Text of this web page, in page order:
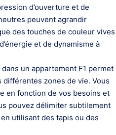
d’ouverture et de
peuvent agrandir
des touches de couleur vives
et de dynamisme à
un appartement F1 permet
zones de vie. Vous
en fonction de vos besoins et
pouvez délimiter subtilement
utilisant des tapis ou des